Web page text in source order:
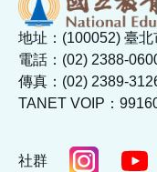
地址：(100052) 臺
電話：(02) 2388-
傳真：(02) 2389-
TANET VOIP：
社群